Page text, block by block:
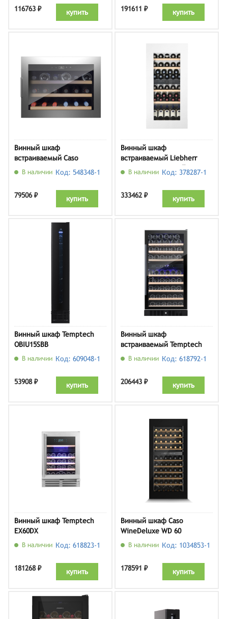
116763 ₽ купить 191611 ₽ купить
Винный шкаф
встраиваемый Caso
WineSafe 18 EB inox
В наличии Код: 548348-1
79506 ₽ купить
Винный шкаф
встраиваемый Liebherr
EWTgw 2383, белый
В наличии Код: 378287-1
333462 ₽ купить
Винный шкаф Temptech
OBIU15SBB
В наличии Код: 609048-1
53908 ₽ купить
Винный шкаф
встраиваемый Temptech
WP120DCB
В наличии Код: 618792-1
206443 ₽ купить
Винный шкаф Temptech
EX60DX
В наличии Код: 618823-1
181268 ₽ купить
Винный шкаф Caso
WineDeluxe WD 60
В наличии Код: 1034853-1
178591 ₽ купить